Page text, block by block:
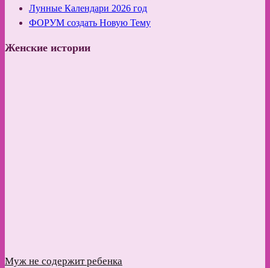
Лунные Календари 2026 год
ФОРУМ создать Новую Тему
Женские истории
Муж не содержит ребенка